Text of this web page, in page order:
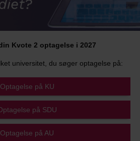
Kvote 2 optagelse i 2027
universitet, du søger optagelse på:
Optagelse på KU
på SDU
Optagelse på AU